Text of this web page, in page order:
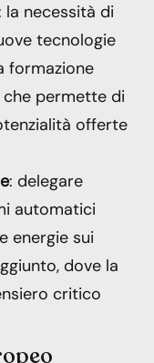
la necessità di
tecnologie
formazione
permette di
offerte
: delegare
automatici
energie sui
dove la
critico